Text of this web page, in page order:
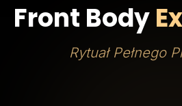
Front Body
Rytuał Pełnego